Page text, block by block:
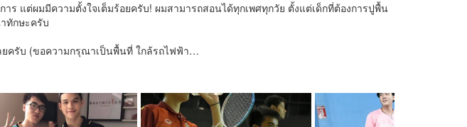
ร แต่ผมมีความตั้งใจเต็มร้อยครับ! ผมสามารถสอนได้ทุกเพศทุกวัย ตั้งแต่เด็กที่ต้องการปูพื้น
ทักษะครับ
ยครับ (ขอความกรุณาเป็นพื้นที่ ใกล้รถไฟฟ้า…